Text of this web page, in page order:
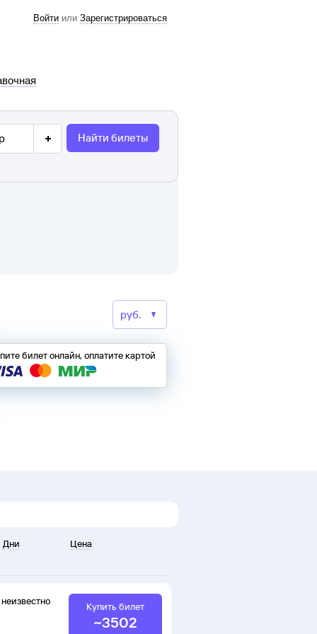
Войти или Зарегистрироваться
Найти билеты
билет онлайн, оплатите картой
Дни Цена
неизвестно Купить билет
~3502